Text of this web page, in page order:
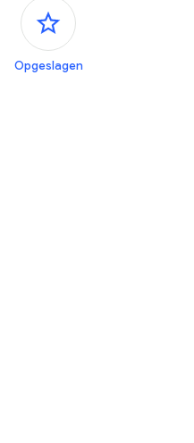
Zijvensters
Opgeslagen